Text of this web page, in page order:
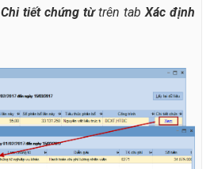
Chi tiết chứng từtrên tab Xác định